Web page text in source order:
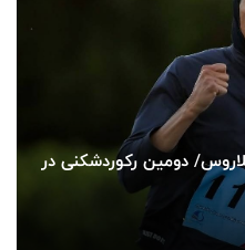
دومین رکوردشکنی در